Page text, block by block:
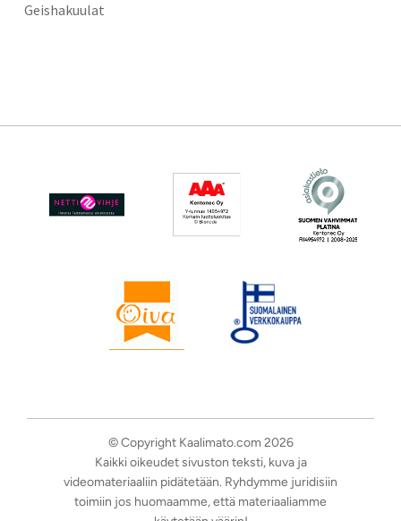
Geishakuulat
© Copyright Kaalimato.com 2026
Kaikki oikeudet sivuston teksti, kuva ja
videomateriaaliin pidätetään. Ryhdymme juridisiin
toimiin jos huomaamme, että materiaaliamme